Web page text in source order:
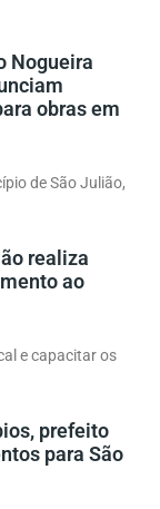
Nogueira
obras em
de São Julião,
realiza
ao
e capacitar os
prefeito
para São